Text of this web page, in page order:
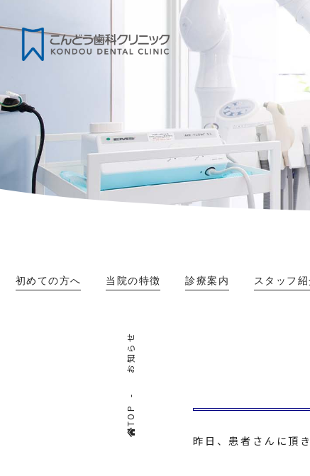
初めての方へ 当院の特徴 診療案内 スタッフ紹
TOP
お知らせ
昨日、患者さんに頂